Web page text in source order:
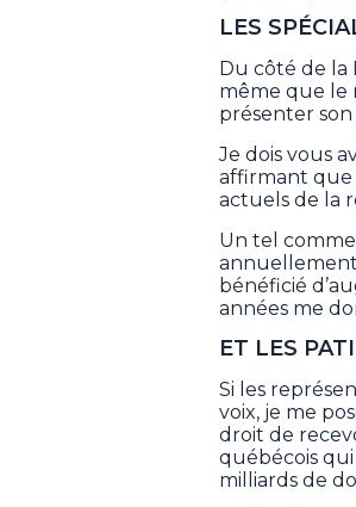
LES
Du côté de la
même que le
présenter
Je dois vous
affirmant que
actuels de la
Un tel
annuellement
bénéficié
années me
ET LES
Si les
voix, je me
droit de
québécois
milliards de